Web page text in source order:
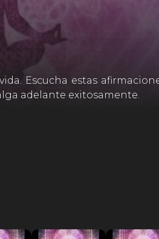
Escucha estas
adelante exitosamente.